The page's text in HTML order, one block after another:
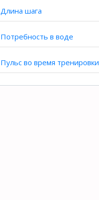
Длина шага
Потребность в воде
Пульс во время тренировки